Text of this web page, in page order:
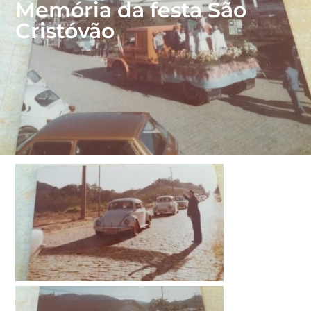
Memória da festa São
Cristóvão